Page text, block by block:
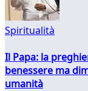
Spiritualità
Il Papa: la
benessere ma
umanità